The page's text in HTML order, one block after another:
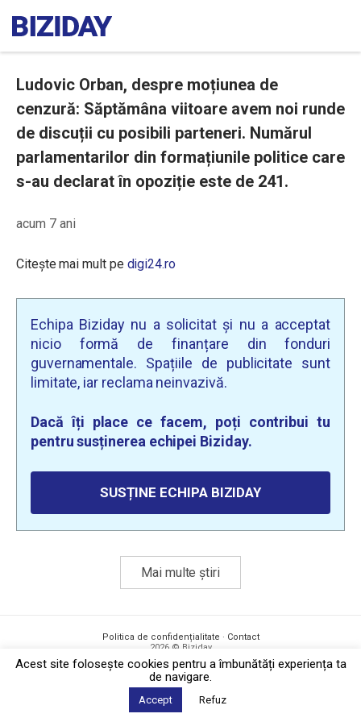
Ludovic Orban, despre moțiunea de
cenzură: Săptămâna viitoare avem noi runde
de discuții cu posibili parteneri. Numărul
parlamentarilor din formațiunile politice care
s-au declarat în opoziție este de 241.
acum 7 ani
Citește mai mult pe digi24.ro
Echipa Biziday nu a solicitat și nu a acceptat
nicio formă de finanțare din fonduri
guvernamentale. Spațiile de publicitate sunt
limitate, iar reclama neinvazivă.
Dacă îți place ce facem, poți contribui tu
pentru susținerea echipei Biziday.
SUSȚINE ECHIPA BIZIDAY
Mai multe știri
Politica de confidențialitate · Contact
2026 © Biziday
Acest site foloseşte cookies pentru a îmbunătăți experiența ta
de navigare.
Accept Refuz